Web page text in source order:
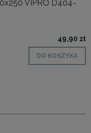
VIPRO D404-
49,90 zł
DO KOSZYKA